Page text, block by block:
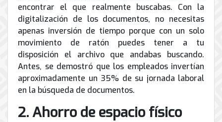
encontrar el que realmente buscabas. Con la
digitalización de los documentos, no necesitas
apenas inversión de tiempo porque con un solo
movimiento de ratón puedes tener a tu
disposición el archivo que andabas buscando.
Antes, se demostró que los empleados invertían
aproximadamente un 35% de su jornada laboral
en la búsqueda de documentos.
2. Ahorro de espacio físico